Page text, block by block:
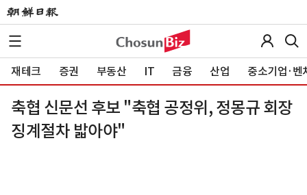
재테크 증권 부동산 IT 금융 산업 중소기업·벤
축협 신문선 후보 "축협 공정위, 정몽규 회장
징계절차 밟아야"